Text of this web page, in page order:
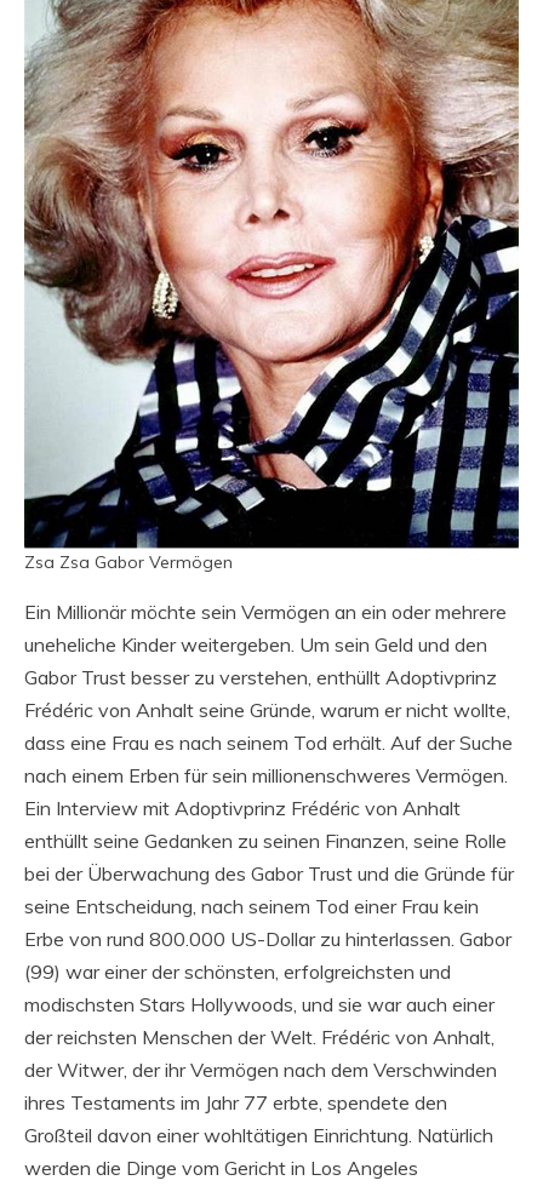
Zsa Zsa Gabor Vermögen
Ein Millionär möchte sein Vermögen an ein oder mehrere
uneheliche Kinder weitergeben. Um sein Geld und den
Gabor Trust besser zu verstehen, enthüllt Adoptivprinz
Frédéric von Anhalt seine Gründe, warum er nicht wollte,
dass eine Frau es nach seinem Tod erhält. Auf der Suche
nach einem Erben für sein millionenschweres Vermögen.
Ein Interview mit Adoptivprinz Frédéric von Anhalt
enthüllt seine Gedanken zu seinen Finanzen, seine Rolle
bei der Überwachung des Gabor Trust und die Gründe für
seine Entscheidung, nach seinem Tod einer Frau kein
Erbe von rund 800.000 US-Dollar zu hinterlassen. Gabor
(99) war einer der schönsten, erfolgreichsten und
modischsten Stars Hollywoods, und sie war auch einer
der reichsten Menschen der Welt. Frédéric von Anhalt,
der Witwer, der ihr Vermögen nach dem Verschwinden
ihres Testaments im Jahr 77 erbte, spendete den
Großteil davon einer wohltätigen Einrichtung. Natürlich
werden die Dinge vom Gericht in Los Angeles